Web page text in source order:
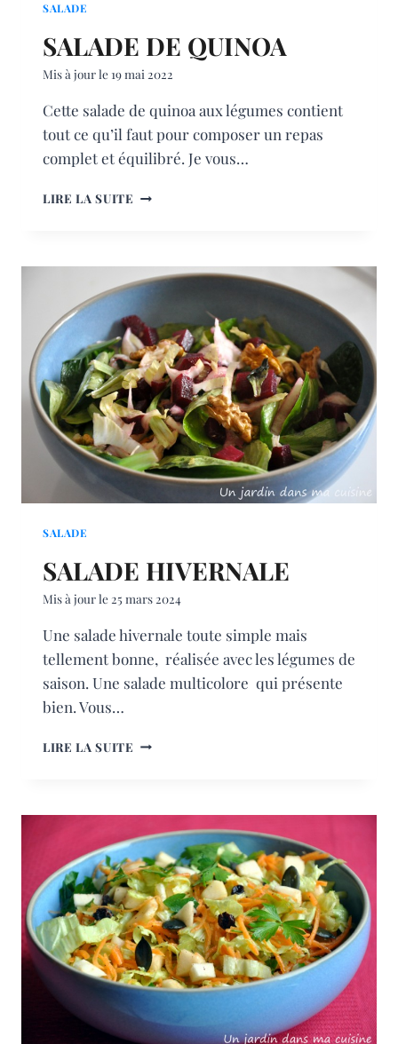
SALADE
SALADE DE QUINOA
Mis à jour le 19 mai 2022
Cette salade de quinoa aux légumes contient
tout ce qu’il faut pour composer un repas
complet et équilibré. Je vous…
LIRE LA SUITE SALADE
SALADE
SALADE HIVERNALE
Mis à jour le 25 mars 2024
Une salade hivernale toute simple mais
tellement bonne, réalisée avec les légumes de
saison. Une salade multicolore qui présente
bien. Vous…
LIRE LA SUITE SALADE